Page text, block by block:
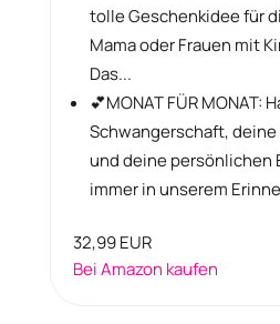
tolle Geschenkidee für
Mama oder Frauen mit
Das...
💕MONAT FÜR MONAT:
Schwangerschaft,
und deine persönlichen
immer in unserem
32,99 EUR
Bei Amazon kaufen